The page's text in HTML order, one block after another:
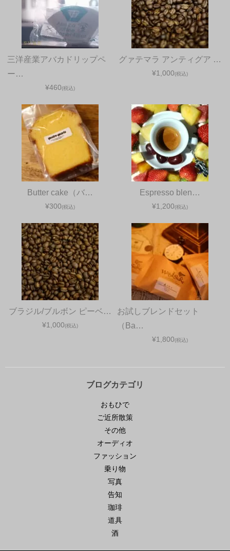
三洋産業アバカドリップペ
ー…
¥460(税込)
グァテマラ アンティグア …
¥1,000(税込)
Butter cake（バ…
¥300(税込)
Espresso blen…
¥1,200(税込)
ブラジル/ブルボン ピーベ…
¥1,000(税込)
お試しブレンドセット
（Ba…
¥1,800(税込)
ブログカテゴリ
おもひで
ご近所散策
その他
オーディオ
ファッション
乗り物
写真
告知
珈琲
道具
酒